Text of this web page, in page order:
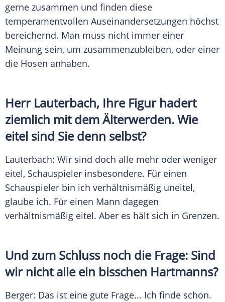
gerne zusammen und finden diese
temperamentvollen Auseinandersetzungen höchst
bereichernd. Man muss nicht immer einer
Meinung sein, um zusammenzubleiben, oder einer
die Hosen anhaben.
Herr Lauterbach, Ihre Figur hadert
ziemlich mit dem Älterwerden. Wie
eitel sind Sie denn selbst?
Lauterbach: Wir sind doch alle mehr oder weniger
eitel, Schauspieler insbesondere. Für einen
Schauspieler bin ich verhältnismäßig uneitel,
glaube ich. Für einen Mann dagegen
verhältnismäßig eitel. Aber es hält sich in Grenzen.
Und zum Schluss noch die Frage: Sind
wir nicht alle ein bisschen Hartmanns?
Berger: Das ist eine gute Frage... Ich finde schon.